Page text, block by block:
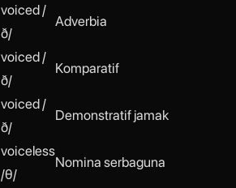
voiced /
ð/
Adverbia
voiced /
ð/
Komparatif
voiced /
ð/
Demonstratif jamak
voiceless
/θ/
Nomina serbaguna